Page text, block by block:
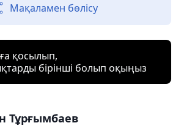
Мақаламен бөлісу
қосылып,
бірінші болып оқыңыз
Тұрғымбаев